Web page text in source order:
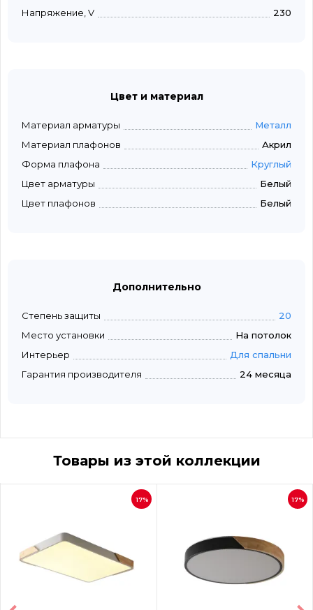
Напряжение, V
230
Цвет и материал
Материал арматуры
Металл
Материал плафонов
Акрил
Форма плафона
Круглый
Цвет арматуры
Белый
Цвет плафонов
Белый
Дополнительно
Степень защиты
20
Место установки
На потолок
Интерьер
Для спальни
Гарантия производителя
24 месяца
Товары из этой коллекции
17% 17%